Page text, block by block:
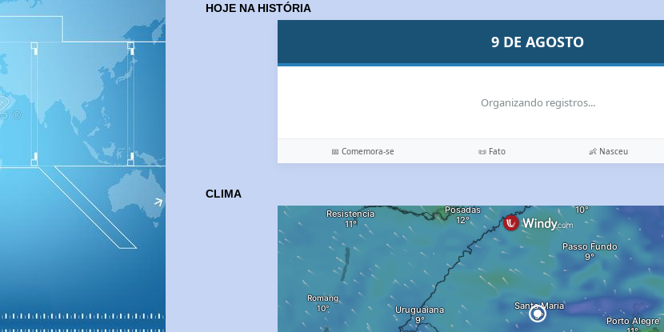
HOJE NA HISTÓRIA
9 DE AGOSTO
Organizando registros...
📅 Comemora-se 📜 Fato 👶 Nasceu
CLIMA